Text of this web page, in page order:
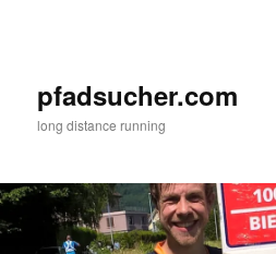
pfadsucher.com
long distance running